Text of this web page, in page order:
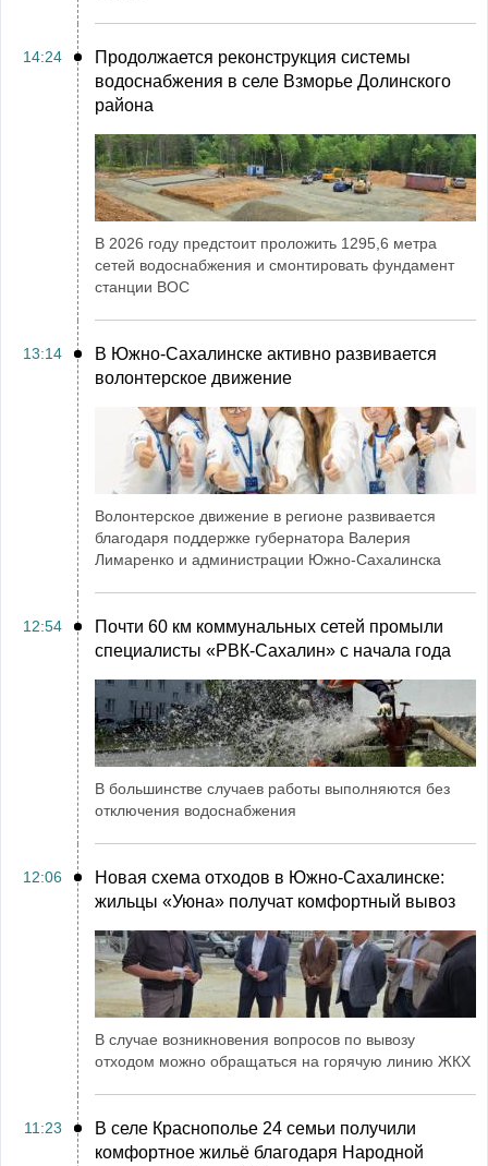
14:24
Продолжается реконструкция системы
водоснабжения в селе Взморье Долинского
района
В 2026 году предстоит проложить 1295,6 метра
сетей водоснабжения и смонтировать фундамент
станции ВОС
13:14
В Южно-Сахалинске активно развивается
волонтерское движение
Волонтерское движение в регионе развивается
благодаря поддержке губернатора Валерия
Лимаренко и администрации Южно-Сахалинска
12:54
Почти 60 км коммунальных сетей промыли
специалисты «РВК‑Сахалин» с начала года
В большинстве случаев работы выполняются без
отключения водоснабжения
12:06
Новая схема отходов в Южно-Сахалинске:
жильцы «Уюна» получат комфортный вывоз
В случае возникновения вопросов по вывозу
отходом можно обращаться на горячую линию ЖКХ
11:23
В селе Краснополье 24 семьи получили
комфортное жильё благодаря Народной